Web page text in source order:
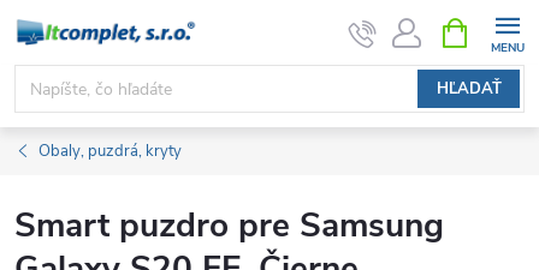
Prejsť
obsah
HĽADAŤ
KOŠÍK
Obaly, puzdrá, kryty
Smart puzdro pre Samsung